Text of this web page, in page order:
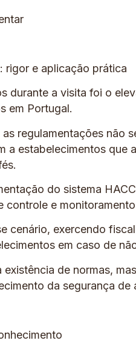
rigor e aplicação prática
durante a visita foi o
em Portugal.
regulamentações não
a estabelecimentos que
do sistema
controle e
cenário, exercendo
em caso de
de normas,
da segurança de